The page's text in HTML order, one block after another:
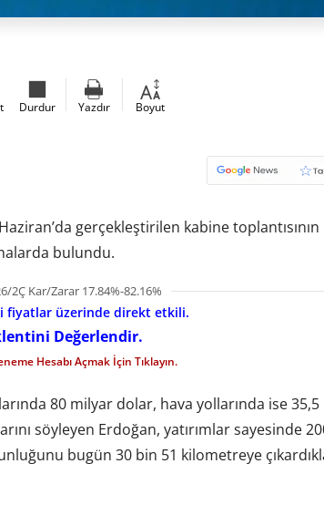
Durdur Yazdır Boyut
gerçekleştirilen kabine toplantısının
bulundu.
2Ç Kar/Zarar 17.84%-82.16%
fiyatlar üzerinde direkt etkili.
Değerlendir.
Hesabı Açmak İçin Tıklayın.
80 milyar dolar, hava yollarında ise 35,5
söyleyen Erdoğan, yatırımlar sayesinde
bugün 30 bin 51 kilometreye